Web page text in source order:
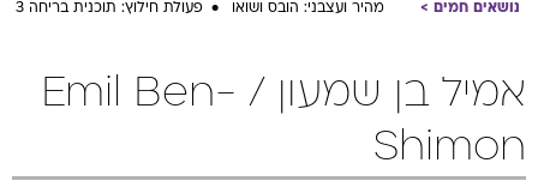
נושאים חמים מהיר ועצבני: הובס ושואו פעולת חילוץ: תוכנית בריחה 3
אמיל בן שמעון / Emil Ben-
Shimon